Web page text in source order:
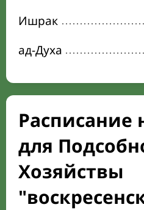
Ишрак
ад-Духа
Расписание
для
Хозяйствы